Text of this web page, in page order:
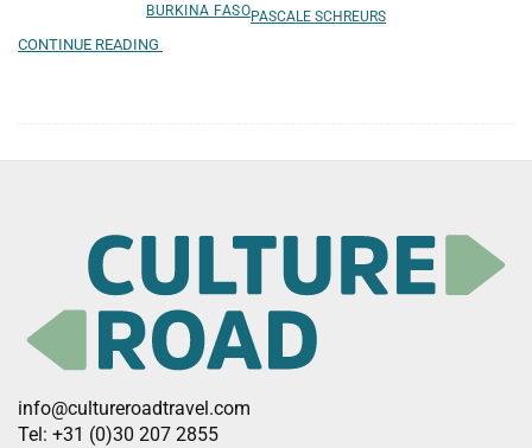
BURKINA FASOPASCALE SCHREURS
CONTINUE READING
info@cultureroadtravel.com
Tel: +31 (0)30 207 2855